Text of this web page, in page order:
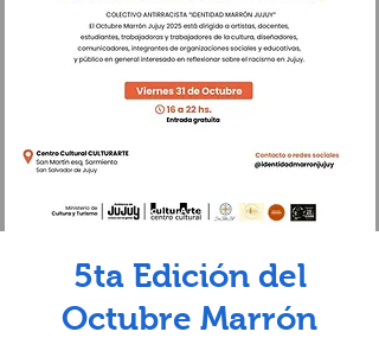
5ta Edición del
Octubre Marrón